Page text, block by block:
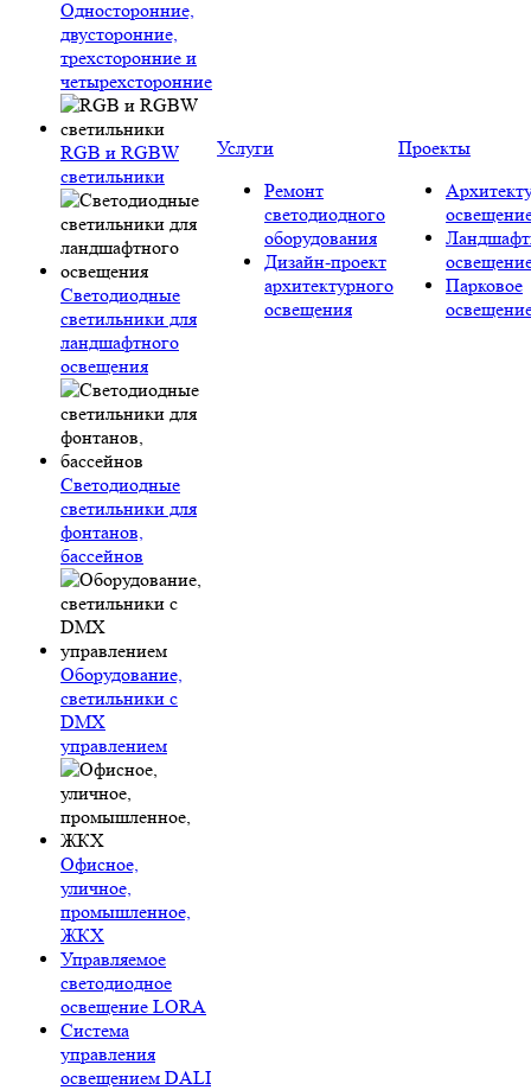
Односторонние,
двусторонние,
трехсторонние и
четырехсторонние
RGB и RGBW
светильники
Светодиодные
светильники для
ландшафтного
освещения
Светодиодные
светильники для
фонтанов,
бассейнов
Оборудование,
светильники с
DMX
управлением
Офисное,
уличное,
промышленное,
ЖКХ
Управляемое
светодиодное
освещение LORA
Система
управления
освещением DALI
Услуги
Ремонт
светодиодного
оборудования
Дизайн-проект
архитектурного
освещения
Проекты
Парковое